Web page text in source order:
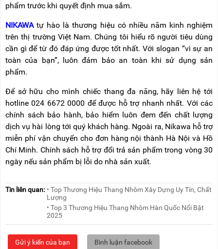
phẩm trước khi quyết định mua sắm.
NIKAWAtự hào là thương hiệu có nhiều năm kinh nghiệm
trên thị trường Việt Nam. Chúng tôi hiểu rõ người tiêu dùng
cần gì để từ đó đáp ứng được tốt nhất. Với slogan “vì sự an
toàn của bạn”, luôn đảm bảo an toàn khi sử dụng sản
phẩm.
Để sở hữu cho mình chiếc thang đa năng, hãy liên hệ tới
hotline024 6672 0000 để được hỗ trợ nhanh nhất. Với các
chính sách bảo hành, bảo hiểm luôn đem đến chất lượng
dịch vụ hài lòng tới quý khách hàng. Ngoài ra, Nikawa hỗ trợ
miễn phí vận chuyển cho đơn hàng nội thành Hà Nội và Hồ
Chí Minh. Chính sách hỗ trợ đổi trả sản phẩm trong vòng 30
ngày nếu sản phẩm bị lỗi do nhà sản xuất.
Tin liên quan: • Top Thương Hiệu Thang Nhôm Xây Dựng Uy Tín, Chất
Lượng
• Top 3 Thương Hiệu Thang Nhôm Hàn Quốc Nổi Bật
2025
Gửi ý kiến của bạn Bình luận facebook